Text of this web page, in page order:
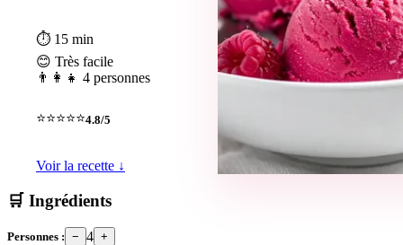
⏱ 15 min
😊 Très facile
👨‍👩‍👧 4 personnes
⭐⭐⭐⭐⭐4.8/5
Voir la recette ↓
🛒 Ingrédients
Personnes : − 4 +